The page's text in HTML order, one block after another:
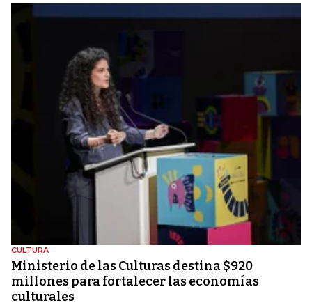
CULTURA
Ministerio de las Culturas destina $920
millones para fortalecer las economías
culturales